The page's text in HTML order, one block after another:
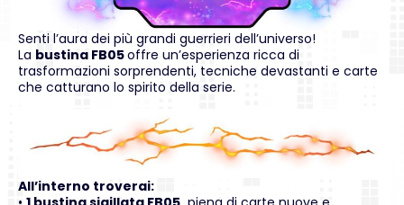
Senti l’aura dei più grandi guerrieri dell’universo!
La bustina FB05offre un’esperienza ricca di
trasformazioni sorprendenti, tecniche devastanti e carte
che catturano lo spirito della serie.
All’interno troverai: